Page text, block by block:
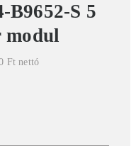
S 5
Ft nettó